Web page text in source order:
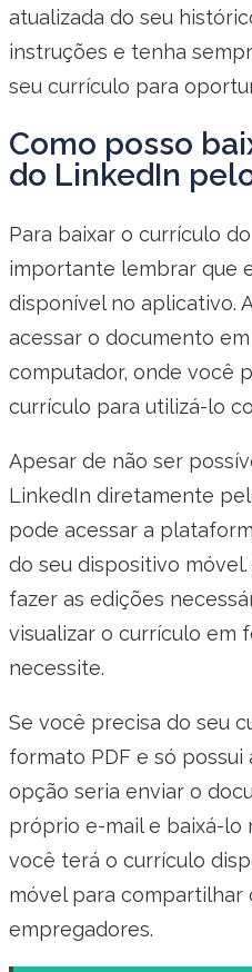
atualizada do seu
instruções e tenha
seu currículo para
Como posso
do LinkedIn
Para baixar o currículo
importante lembrar que
disponível no aplicativo.
acessar o documento
computador, onde você
currículo para utilizá-lo
Apesar de não ser
LinkedIn diretamente
pode acessar a
do seu dispositivo
fazer as edições
visualizar o currículo em
necessite.
Se você precisa do seu
formato PDF e só possui
opção seria enviar o
próprio e-mail e baixá-lo
você terá o currículo
móvel para compartilhar
empregadores.